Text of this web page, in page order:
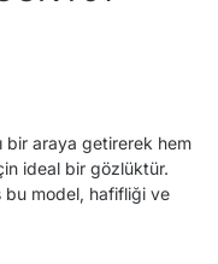
bir araya getirerek hem
ideal bir gözlüktür.
bu model, hafifliği ve